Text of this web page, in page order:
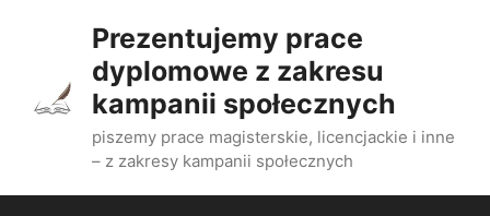
Prezentujemy prace
dyplomowe z zakresu
kampanii społecznych
piszemy prace magisterskie, licencjackie i inne
– z zakresy kampanii społecznych